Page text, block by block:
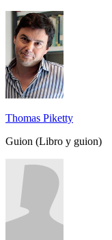
Thomas Piketty
Guion (Libro y guion)